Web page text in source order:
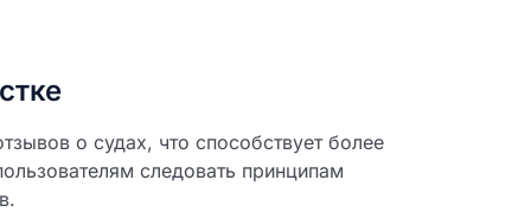
о судах, что способствует более
следовать принципам